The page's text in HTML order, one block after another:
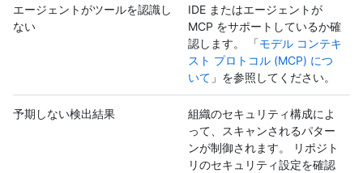
エージェントがツールを認識し
ない
IDE またはエージェントが
MCP をサポートしているか確
認します。 「モデル コンテキ
スト プロトコル (MCP) につ
いて 」を参照してください。
予期しない検出結果
組織のセキュリティ構成によ
って、スキャンされるパター
ンが制御されます。 リポジト
リのセキュリティ設定を確認